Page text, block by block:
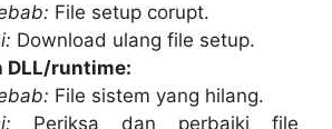
File setup corupt.
Download ulang file setup.
DLL/runtime:
File sistem yang hilang.
Periksa dan perbaiki file